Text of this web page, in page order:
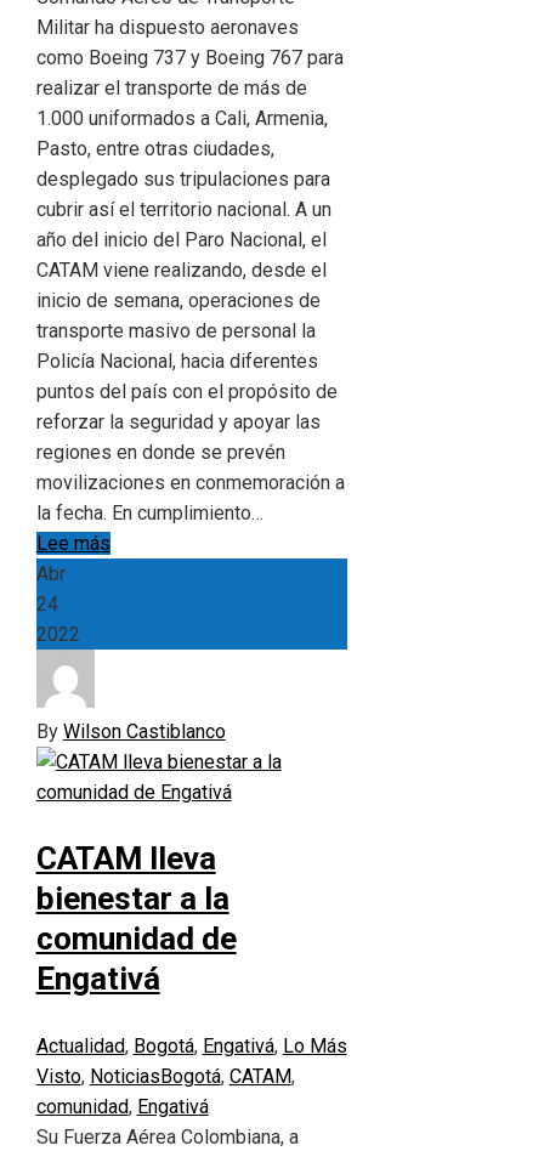
Militar ha dispuesto aeronaves
como Boeing 737 y Boeing 767 para
realizar el transporte de más de
1.000 uniformados a Cali, Armenia,
Pasto, entre otras ciudades,
desplegado sus tripulaciones para
cubrir así el territorio nacional. A un
año del inicio del Paro Nacional, el
CATAM viene realizando, desde el
inicio de semana, operaciones de
transporte masivo de personal la
Policía Nacional, hacia diferentes
puntos del país con el propósito de
reforzar la seguridad y apoyar las
regiones en donde se prevén
movilizaciones en conmemoración a
la fecha. En cumplimiento…
Lee más
Abr
24
2022
By Wilson Castiblanco
CATAM lleva
bienestar a la
comunidad de
Engativá
Actualidad, Bogotá, Engativá, Lo Más
Visto, Noticias Bogotá, CATAM,
comunidad, Engativá
Su Fuerza Aérea Colombiana, a